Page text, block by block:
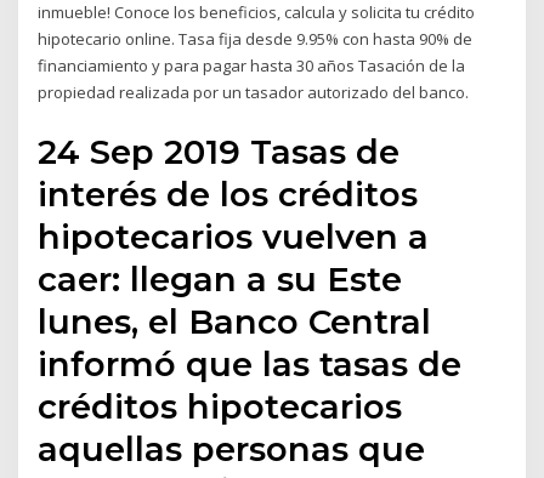
inmueble! Conoce los beneficios, calcula y solicita tu crédito
hipotecario online. Tasa fija desde 9.95% con hasta 90% de
financiamiento y para pagar hasta 30 años Tasación de la
propiedad realizada por un tasador autorizado del banco.
24 Sep 2019 Tasas de
interés de los créditos
hipotecarios vuelven a
caer: llegan a su Este
lunes, el Banco Central
informó que las tasas de
créditos hipotecarios
aquellas personas que